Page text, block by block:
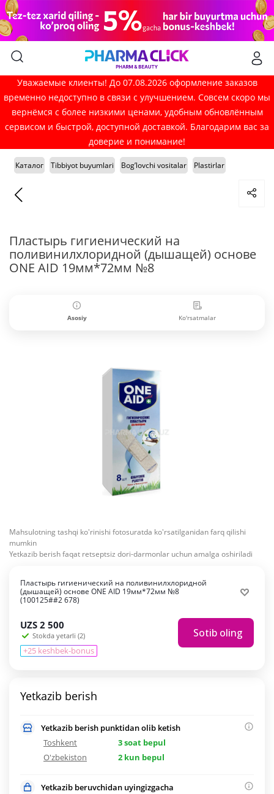
Уважаемые клиенты! До 07.08.2026 оформление заказов
временно недоступно в связи с улучшением. Совсем скоро мы
вернёмся с более низкими ценами, удобным обновлённым
сервисом и быстрой, доступной доставкой. Благодарим вас за
доверие и понимание!
Каталог Tibbiyot buyumlari Bog’lovchi vositalar Plastirlar
Пластырь гигиенический на
поливинилхлоридной (дышащей) основе
ONE AID 19мм*72мм №8
Asosiy Ko'rsatmalar
Mahsulotning tashqi ko'rinishi fotosuratda ko'rsatilganidan farq qilishi
mumkin
Yetkazib berish faqat retseptsiz dori-darmonlar uchun amalga oshiriladi
Пластырь гигиенический на поливинилхлоридной
(дышащей) основе ONE AID 19мм*72мм №8
(100125##2 678)
UZS 2 500
Stokda yetarli (2)
+25 keshbek-bonus
Sotib oling
Yetkazib berish
Yetkazib berish punktidan olib ketish
Toshkent
3 soat bepul
O'zbekiston
2 kun bepul
Yetkazib beruvchidan uyingizgacha